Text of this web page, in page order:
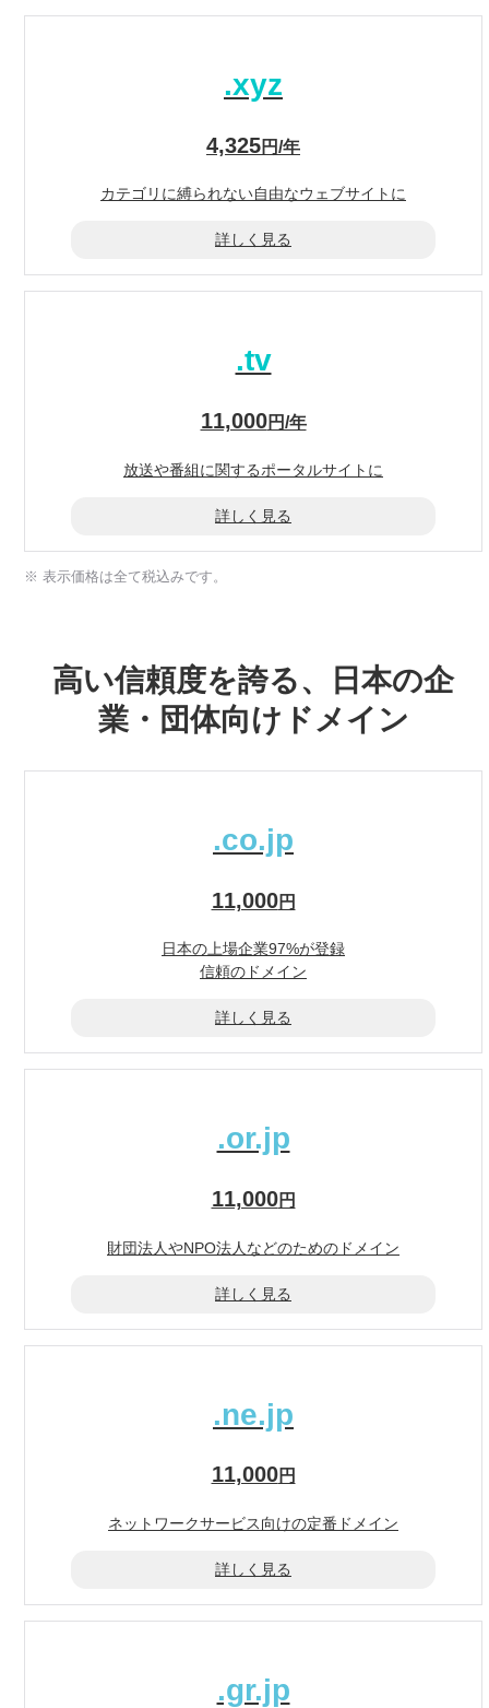
.xyz
4,325円/年
カテゴリに縛られない自由なウェブサイトに
詳しく見る
.tv
11,000円/年
放送や番組に関するポータルサイトに
詳しく見る
※ 表示価格は全て税込みです。
高い信頼度を誇る、日本の企
業・団体向けドメイン
.co.jp
11,000円
日本の上場企業97%が登録
信頼のドメイン
詳しく見る
.or.jp
11,000円
財団法人やNPO法人 などのためのドメイン
詳しく見る
.ne.jp
11,000円
ネットワークサービス向けの定番ドメイン
詳しく見る
.gr.jp